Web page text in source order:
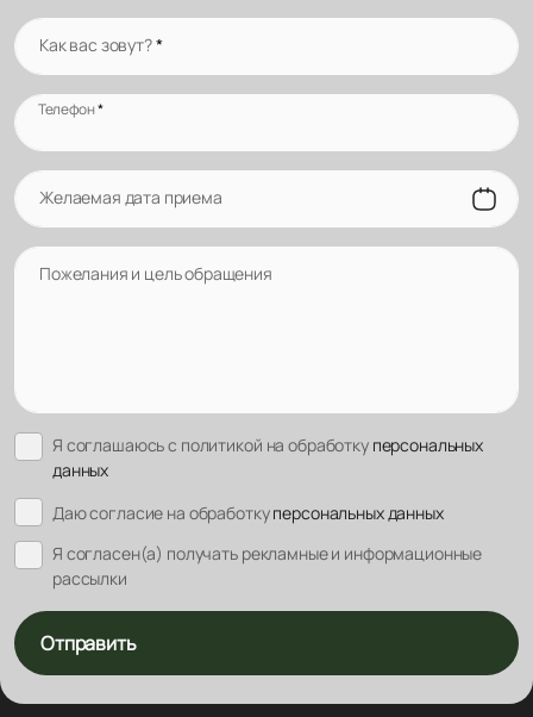
Как вас зовут?*
Телефон*
Желаемая дата приема
Пожелания и цель обращения
Я соглашаюсь с политикой на обработку персональных
данных
Даю согласие на обработкуперсональных данных
Я согласен(а) получать рекламные и информационные
рассылки
Отправить